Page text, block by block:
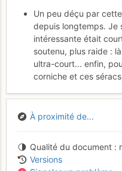
Un peu déçu par
depuis longtemps. Je
intéressante était
soutenu, plus raide :
ultra-court... enfin,
corniche et ces
À proximité de...
Qualité du document
Versions